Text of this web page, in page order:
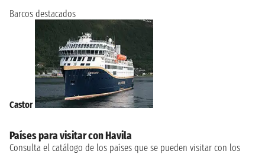
Barcos destacados
Castor
Países para visitar con Havila
Consulta el catálogo de los países que se pueden visitar con los